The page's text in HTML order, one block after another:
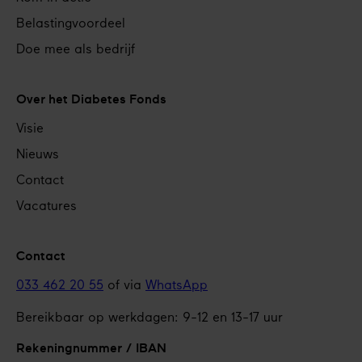
Belastingvoordeel
Doe mee als bedrijf
Over het Diabetes Fonds
Visie
Nieuws
Contact
Vacatures
Contact
033 462 20 55 of via WhatsApp
Bereikbaar op werkdagen: 9-12 en 13-17 uur
Rekeningnummer / IBAN